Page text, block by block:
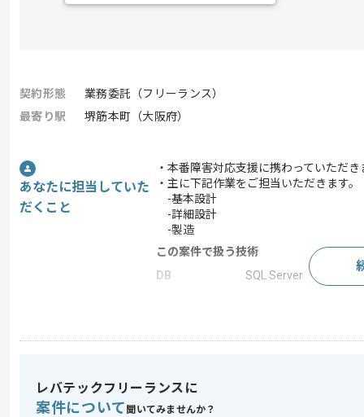
契約形態
業務委託（フリーランス）
最寄り駅
堺筋本町（大阪府）
あなたに担当していた
だくこと
・本番障害対応支援に携わっていただき
・主に下記作業をご担当いただきます。
-基本設計
-詳細設計
-製造
この案件で扱う技術
DB
SQL Server
求めるスキル
・C＃を用いた開発経験
・販売管理システムを用いた開発経験
レバテックフリーランスに
案件について 聞いてみませんか？